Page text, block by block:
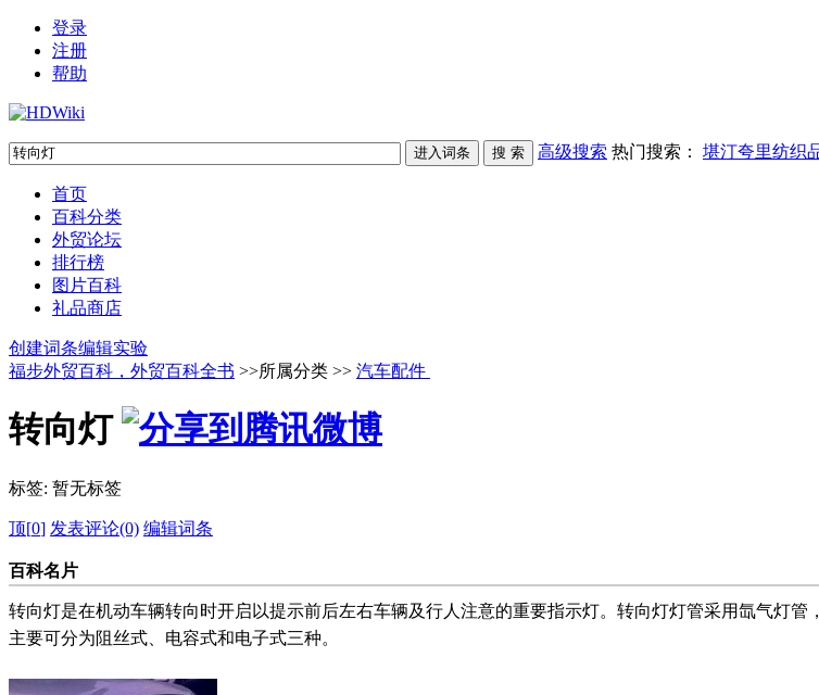
登录
注册
帮助
高级搜索 热门搜索： 堪汀夸里纺织
首页
百科分类
外贸论坛
排行榜
图片百科
礼品商店
创建词条编辑实验
福步外贸百科，外贸百科全书 >>所属分类 >> 汽车配件
转向灯
标签: 暂无标签
顶[0] 发表评论(0) 编辑词条
百科名片
转向灯是在机动车辆转向时开启以提示前后左右车辆及行人注意的重要指示灯。转向灯灯管采用氙气灯
主要可分为阻丝式、电容式和电子式三种。